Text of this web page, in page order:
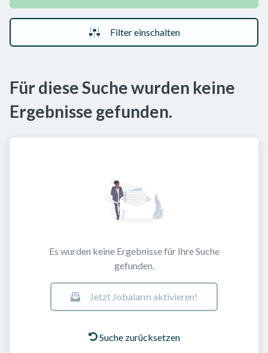
Filter einschalten
Für diese Suche wurden keine
Ergebnisse gefunden.
Es wurden keine Ergebnisse für Ihre Suche
gefunden.
Jetzt Jobalarm aktivieren!
Suche zurücksetzen